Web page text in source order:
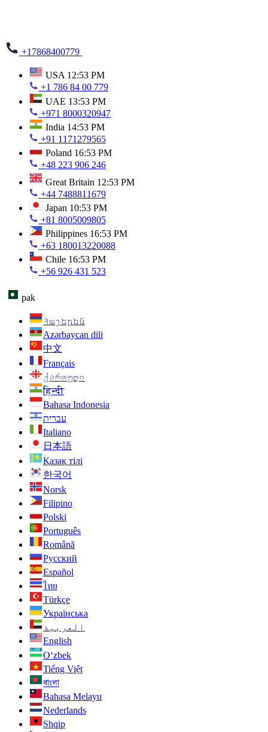
+17868400779
USA 12:53 PM
+1 786 84 00 779
UAE 13:53 PM
+971 8000320947
India 14:53 PM
+91 1171279565
Poland 16:53 PM
+48 223 906 246
Great Britain 12:53 PM
+44 7488811679
Japan 10:53 PM
+81 8005009805
Philippines 16:53 PM
+63 180013220088
Chile 16:53 PM
+56 926 431 523
pak
Հայերեն
Azərbaycan dili
中文
Français
ქართული
हिन्दी
Bahasa Indonesia
עברית
Italiano
日本語
Қазақ тілі
한국어
Norsk
Filipino
Polski
Português
Română
Русский
Español
ไทย
Türkçe
Українська
العربية
English
O‘zbek
Tiếng Việt
বাংলা
Bahasa Melayu
Nederlands
Shqip